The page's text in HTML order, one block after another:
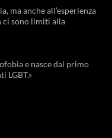
ma anche all’esperienza
ci sono limiti alla
e nasce dal primo
LGBT.»